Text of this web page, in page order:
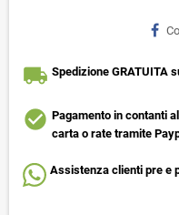
local_shipping Spedizione GRATUITA
check_circle Pagamento in contanti
carta o rate tramite
Assistenza clienti pre e